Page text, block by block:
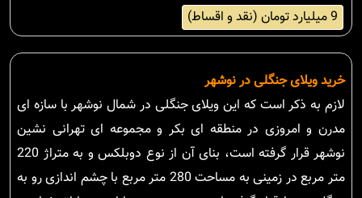
9 میلیارد تومان (نقد و اقساط)
خرید ویلای جنگلی در نوشهر
لازم به ذکر است که این ویلای جنگلی در شمال نوشهر با سازه ای
مدرن و امروزی در منطقه ای بکر و مجموعه ای تهرانی نشین
نوشهر قرار گرفته است، بنای آن از نوع دوبلکس و به متراژ 220
متر مربع در زمینی به مساحت 280 متر مربع با چشم اندازی رو به